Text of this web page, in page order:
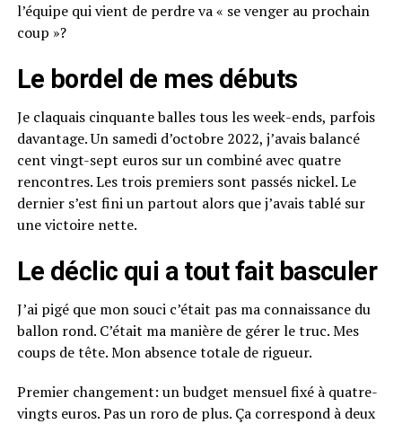
l’équipe qui vient de perdre va « se venger au prochain
coup »?
Le bordel de mes débuts
Je claquais cinquante balles tous les week-ends, parfois
davantage. Un samedi d’octobre 2022, j’avais balancé
cent vingt-sept euros sur un combiné avec quatre
rencontres. Les trois premiers sont passés nickel. Le
dernier s’est fini un partout alors que j’avais tablé sur
une victoire nette.
Le déclic qui a tout fait basculer
J’ai pigé que mon souci c’était pas ma connaissance du
ballon rond. C’était ma manière de gérer le truc. Mes
coups de tête. Mon absence totale de rigueur.
Premier changement: un budget mensuel fixé à quatre-
vingts euros. Pas un roro de plus. Ça correspond à deux